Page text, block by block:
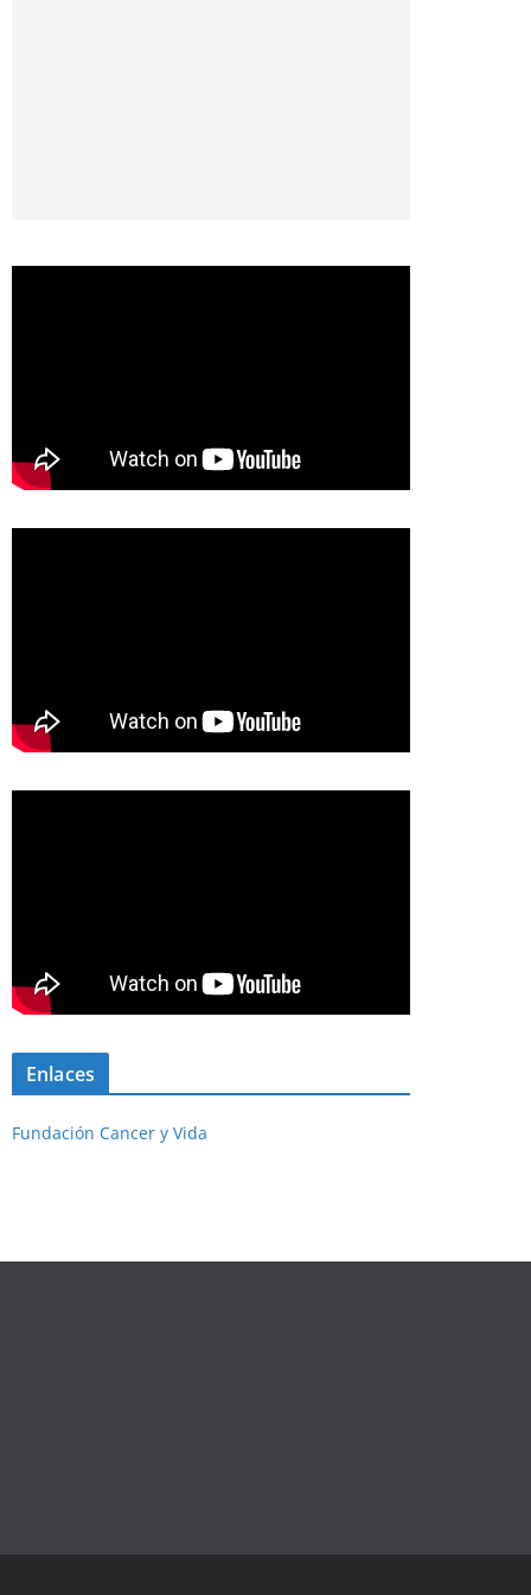
Enlaces
Fundación Cancer y Vida